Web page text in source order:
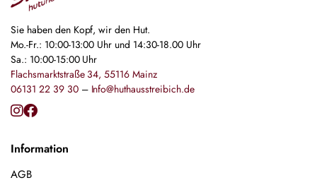
Sie haben den Kopf, wir den Hut.
Mo.-Fr.: 10:00-13:00 Uhr und 14:30-18.00 Uhr
Sa.: 10:00-15:00 Uhr
Flachsmarktstraße 34, 55116 Mainz
06131 22 39 30– Info@huthausstreibich.de
Information
AGB